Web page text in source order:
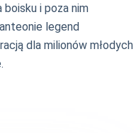
boisku i poza nim
legend
dla milionów młodych